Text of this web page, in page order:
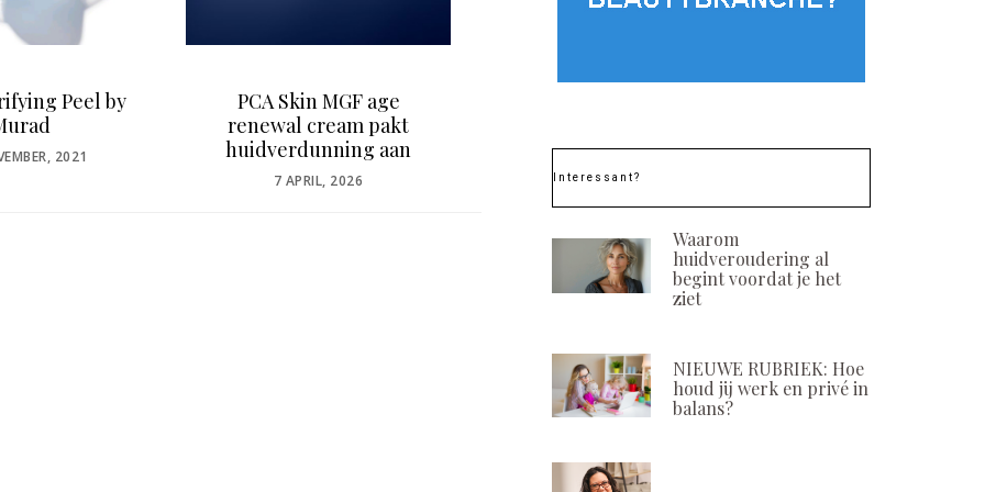
Skin MGF age
cream pakt
aan
Perfect (GNX) stralende
jeugd booster
POSTED
ON
24 JULI, 2024
POSTED
ON
Interessant?
Waarom
huidveroudering al
begint voordat je het
ziet
NIEUWE RUBRIEK: Hoe
houd jij werk en privé in
balans?